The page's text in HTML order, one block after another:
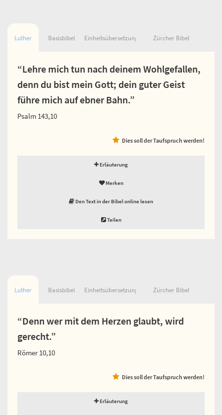
Luther Basisbibel Einheitsübersetzung Zürcher Bibel
“Lehre mich tun nach deinem Wohlgefallen,
denn du bist mein Gott; dein guter Geist
führe mich auf ebner Bahn.”
Psalm 143,10
Dies soll der Taufspruch werden!
Erläuterung
Merken
Den Text in der Bibel online lesen
Teilen
Luther Basisbibel Einheitsübersetzung Zürcher Bibel
“Denn wer mit dem Herzen glaubt, wird
gerecht.”
Römer 10,10
Dies soll der Taufspruch werden!
Erläuterung